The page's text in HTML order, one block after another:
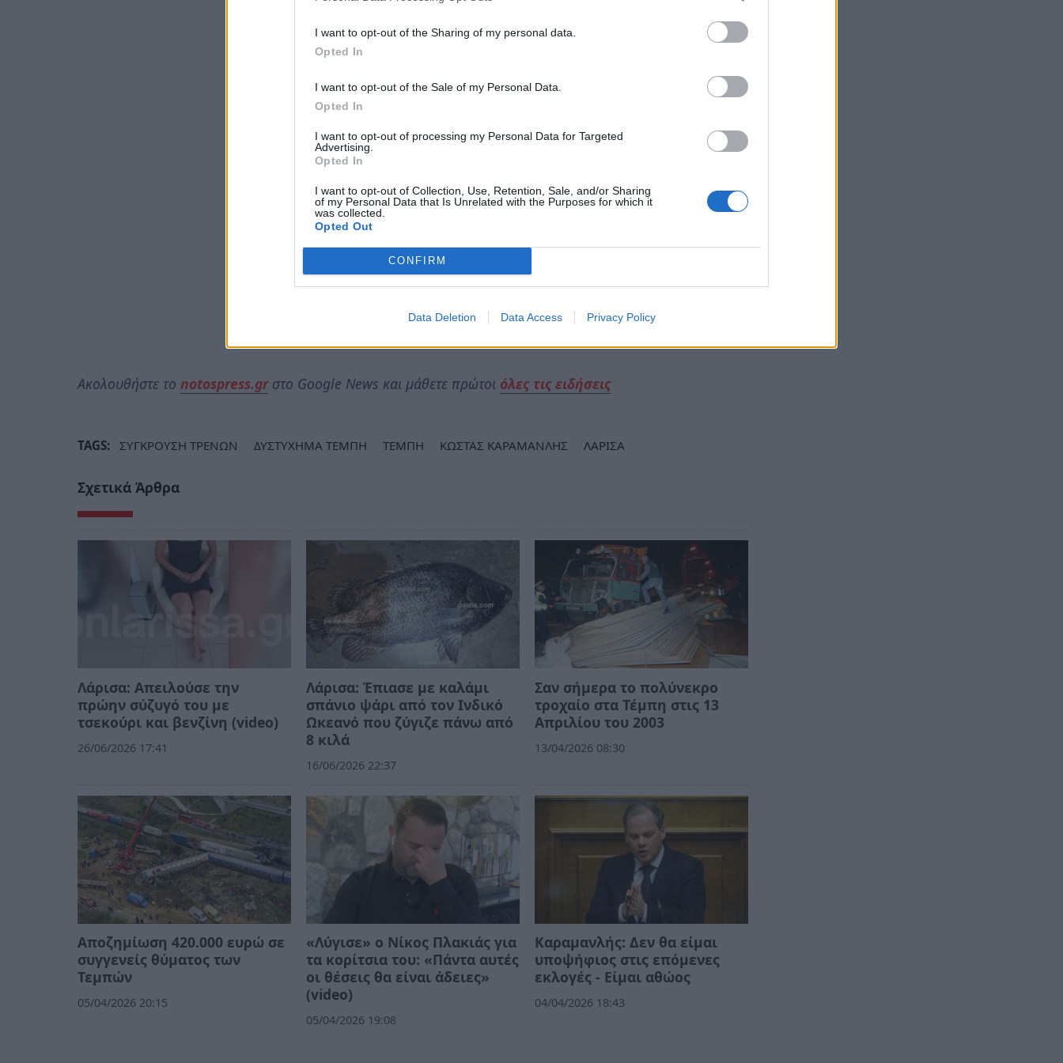
I want to opt-out of the Sharing of my personal data.
Opted In
I want to opt-out of the Sale of my Personal Data.
Opted In
I want to opt-out of processing my Personal Data for Targeted
Advertising.
Opted In
I want to opt-out of Collection, Use, Retention, Sale, and/or Sharing
of my Personal Data that Is Unrelated with the Purposes for which it
was collected.
Opted Out
CONFIRM
Data Deletion Data Access Privacy Policy
Ακολουθήστε το notospress.grστο Google News και μάθετε πρώτοι όλες τις ειδήσεις
TAGS: ΣΥΓΚΡΟΥΣΗ ΤΡΕΝΩΝ ΔΥΣΤΥΧΗΜΑ ΤΕΜΠΗ ΤΕΜΠΗ ΚΩΣΤΑΣ ΚΑΡΑΜΑΝΛΗΣ ΛΑΡΙΣΑ
Σχετικά Άρθρα
Λάρισα: Απειλούσε την
πρώην σύζυγό του με
τσεκούρι και βενζίνη (video)
26/06/2026 17:41
Λάρισα: Έπιασε με καλάμι
σπάνιο ψάρι από τον Ινδικό
Ωκεανό που ζύγιζε πάνω από
8 κιλά
16/06/2026 22:37
Σαν σήμερα το πολύνεκρο
τροχαίο στα Τέμπη στις 13
Απριλίου του 2003
13/04/2026 08:30
Αποζημίωση 420.000 ευρώ σε
συγγενείς θύματος των
Τεμπών
05/04/2026 20:15
«Λύγισε» ο Νίκος Πλακιάς για
τα κορίτσια του: «Πάντα αυτές
οι θέσεις θα είναι άδειες»
(video)
05/04/2026 19:08
Καραμανλής: Δεν θα είμαι
υποψήφιος στις επόμενες
εκλογές - Είμαι αθώος
04/04/2026 18:43